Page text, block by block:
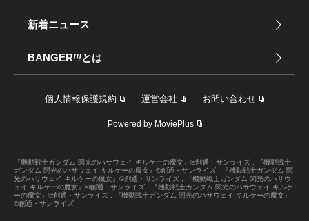
新着ニュース
BANGER!!!とは
個人情報保護規約 運営会社 お問い合わせ
Powered by MoviePlus
『機動戦士ガンダム 閃光のハサウェイ キルケーの魔女』©創通・サンライズ , 『機動戦士
ガンダム 閃光のハサウェイ キルケーの魔女』©創通・サンライズ , 『機動戦士ガンダム 閃
光のハサウェイ キルケーの魔女』©創通・サンライズ , 『機動戦士ガンダム 閃光のハサウ
ェイ キルケーの魔女』©創通・サンライズ , 『機動戦士ガンダム 閃光のハサウェイ キルケ
ーの魔女』©創通・サンライズ , 『機動戦士ガンダム 閃光のハサウェイ キルケーの魔女』
©創通・サンライズ